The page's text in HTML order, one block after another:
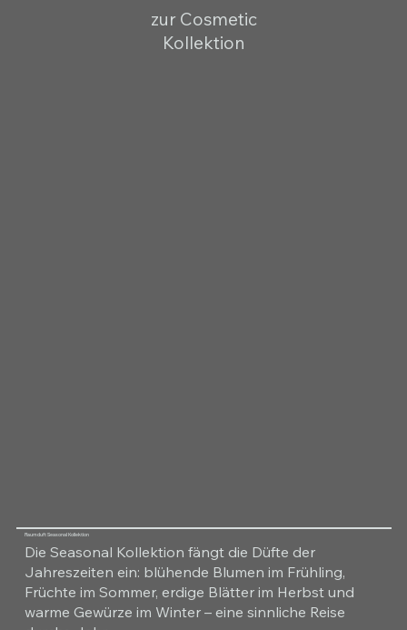
zur Cosmetic
Kollektion
Raumduft Seasonal Kollektion
Die Seasonal Kollektion fängt die Düfte der
Jahreszeiten ein: blühende Blumen im Frühling,
Früchte im Sommer, erdige Blätter im Herbst und
warme Gewürze im Winter – eine sinnliche Reise